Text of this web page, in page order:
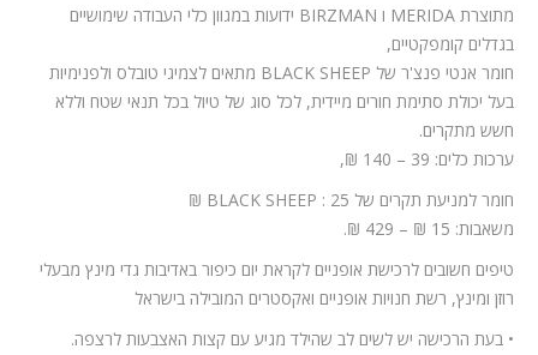
מתוצרת MERIDA ו BIRZMAN ידועות במגוון כלי העבודה שימושיים
בגדלים קומפקטיים,
חומר אנטי פנצ'ר של BLACK SHEEP מתאים לצמיגי טובלס ולפנימיות
בעל יכולת סתימת חורים מיידית, לכל סוג של טיול בכל תנאי שטח וללא
חשש מתקרים.
ערכות כלים: 39 – 140 ₪,
חומר למניעת תקרים של BLACK SHEEP : 25 ₪
משאבות: 15 ₪ – 429 ₪.
טיפים חשובים לרכישת אופניים לקראת יום כיפור באדיבות גדי מינץ מבעלי
רוזן ומינץ, רשת חנויות אופניים ואקסטרים המובילה בישראל
• בעת הרכישה יש לשים לב שהילד מגיע עם קצות האצבעות לרצפה.